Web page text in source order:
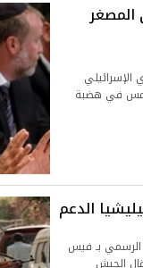
المصغر
الإسرائيلي
شمس في هضبة
الدعم
بـ فيس
الجيش